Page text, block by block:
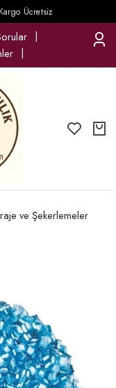
Ücretsiz
ve Şekerlemeler